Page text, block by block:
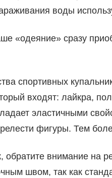
воды
«одеяние» сразу
спортивных
входят: лайкра,
эластичными
фигуры. Тем
обратите внимание на
швом, так как